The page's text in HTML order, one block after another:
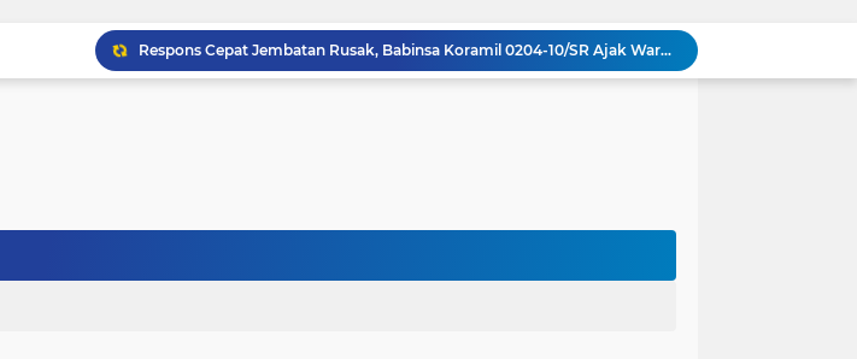
Respons Cepat Jembatan Rusak, Babinsa Koramil 0204-10/SR Ajak Warga Sei Rampah Gotong Royong
Operasi Senyap TNI di Pedalaman Nias: Putus Mata Rantai Kemiskinan Ekstrem
Memecah Isolasi Pedalaman: Jejak Peluh Prajurit Kodam I/BB Pertaruhkan Akses Ekonomi Gunungsitoli